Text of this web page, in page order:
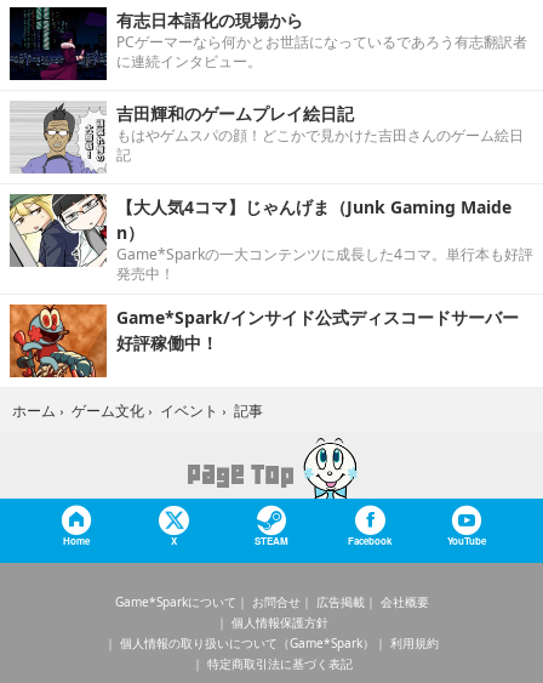
有志日本語化の現場から
PCゲーマーなら何かとお世話になっているであろう有志翻訳者
に連続インタビュー。
吉田輝和のゲームプレイ絵日記
もはやゲムスパの顔！どこかで見かけた吉田さんのゲーム絵日
記
【大人気4コマ】じゃんげま（Junk Gaming Maide
n）
Game*Sparkの一大コンテンツに成長した4コマ。単行本も好評
発売中！
Game*Spark/インサイド公式ディスコードサーバー
好評稼働中！
ホーム › ゲーム文化 › イベント › 記事
Home X STEAM Facebook YouTube
Game*Sparkについて お問合せ 広告掲載
会社概要
個人情報保護方針
個人情報の取り扱いについて（Game*Spark）
利用規約
特定商取引法に基づく表記